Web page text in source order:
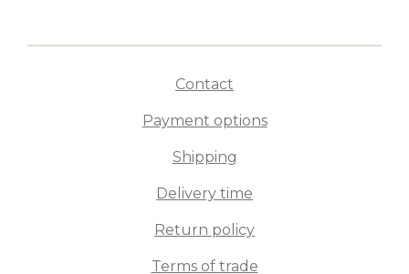
Contact
Payment options
Shipping
Delivery time
Return policy
Terms of trade